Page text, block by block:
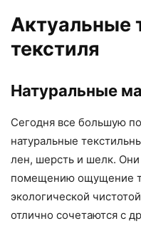
Актуальные
текстиля
Натуральные
Сегодня все большую
натуральные
лен, шерсть и шелк.
помещению ощущение
экологической
отлично сочетаются с